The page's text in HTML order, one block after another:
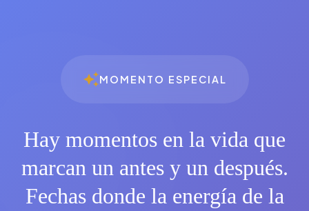
MOMENTO ESPECIAL
Hay momentos en la vida que
marcan un antes y un después.
Fechas donde la energía de la